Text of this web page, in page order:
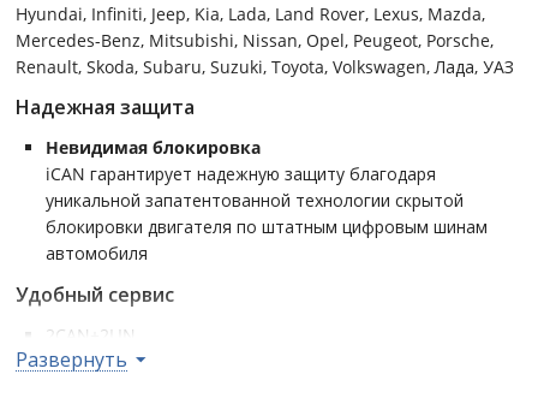
Hyundai, Infiniti, Jeep, Kia, Lada, Land Rover, Lexus, Mazda,
Mercedes-Benz, Mitsubishi, Nissan, Opel, Peugeot, Porsche,
Renault, Skoda, Subaru, Suzuki, Toyota, Volkswagen, Лада, УАЗ
Надежная защита
Невидимая блокировка
iCAN гарантирует надежную защиту благодаря
уникальной запатентованной технологии скрытой
блокировки двигателя по штатным цифровым шинам
автомобиля
Удобный сервис
2CAN+2LIN
Обеспечивает бережную установку и минимальное
Развернуть